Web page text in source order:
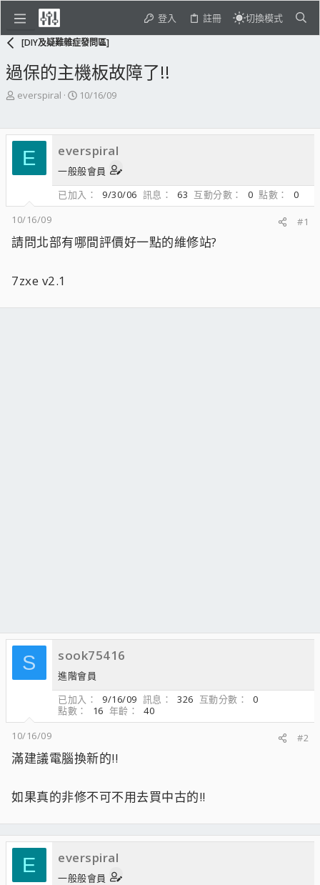
登入 註冊 切換模式
[DIY及疑難雜症發問區]
過保的主機板故障了!!
主
起
人
everspiral
開
期
10/16/09
E everspiral
一般般會員
已加入
9/30/06 訊息 63 互動分數 0 點數
0
10/16/09
#1
請問北部有哪間評價好一點的維修站?
7zxe v2.1
S sook75416
進階會員
已加入
9/16/09 訊息 326 互動分數
0
點數
16 年齡
40
10/16/09
#2
滿建議電腦換新的!!
如果真的非修不可不用去買中古的!!
E everspiral
一般般會員